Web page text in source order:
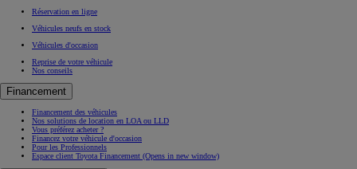
Réservation en ligne
Véhicules neufs en stock
Véhicules d'occasion
Reprise de votre véhicule
Nos conseils
Financement
Financement des véhicules
Nos solutions de location en LOA ou LLD
Vous préférez acheter ?
Financez votre véhicule d'occasion
Pour les Professionnels
Espace client Toyota Financement (Opens in new window)